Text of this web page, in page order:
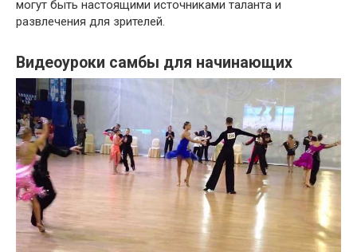
могут быть настоящими источниками таланта и
развлечения для зрителей.
Видеоуроки самбы для начинающих